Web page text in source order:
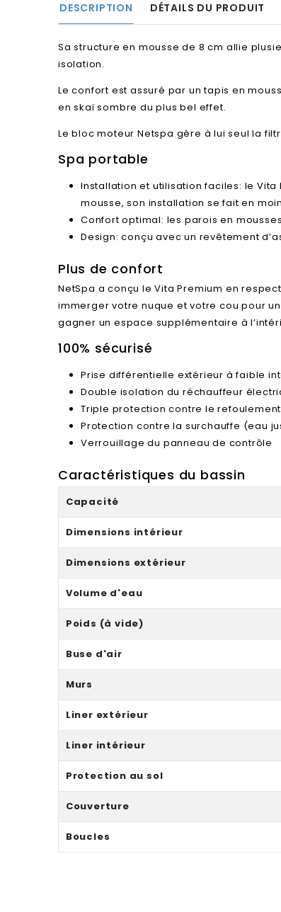
DESCRIPTION DÉTAILS DU PRODUIT
Sa structure en mousse de 8 cm allie
isolation.
Le confort est assuré par un tapis en
en skaï sombre du plus bel effet.
Le bloc moteur Netspa gère à lui seul la
Spa portable
Installation et utilisation faciles: le
mousse, son installation se fait en
Confort optimal: les parois en
Design: conçu avec un revêtement
Plus de confort
NetSpa a conçu le Vita Premium en
immerger votre nuque et votre cou pour
gagner un espace supplémentaire à
100% sécurisé
Prise différentielle extérieur à faible
Double isolation du réchauffeur
Triple protection contre le refoulement
Protection contre la surchauffe (eau
Verrouillage du panneau de contrôle
Caractéristiques du bassin
Capacité
Dimensions intérieur
Dimensions extérieur
Volume d'eau
Poids (à vide)
Buse d'air
Murs
Liner extérieur
Liner intérieur
Protection au sol
Couverture
Boucles